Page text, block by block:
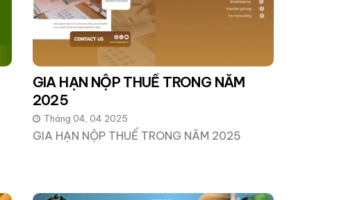
GIA HẠN NỘP THUẾ TRONG NĂM
2025
Tháng 04, 04 2025
GIA HẠN NỘP THUẾ TRONG NĂM 2025